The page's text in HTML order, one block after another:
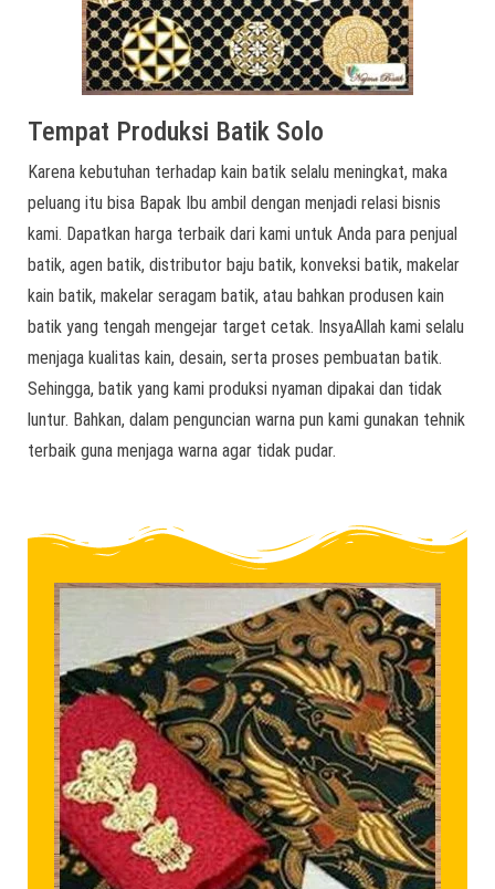
Tempat Produksi Batik Solo
Karena kebutuhan terhadap kain batik selalu meningkat, maka
peluang itu bisa Bapak Ibu ambil dengan menjadi relasi bisnis
kami. Dapatkan harga terbaik dari kami untuk Anda para penjual
batik, agen batik, distributor baju batik, konveksi batik, makelar
kain batik, makelar seragam batik, atau bahkan produsen kain
batik yang tengah mengejar target cetak. InsyaAllah kami selalu
menjaga kualitas kain, desain, serta proses pembuatan batik.
Sehingga, batik yang kami produksi nyaman dipakai dan tidak
luntur. Bahkan, dalam penguncian warna pun kami gunakan tehnik
terbaik guna menjaga warna agar tidak pudar.